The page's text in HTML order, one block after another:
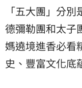
「五大團」分
德彌勒團和太子
媽遶境進香必看
史、豐富文化底